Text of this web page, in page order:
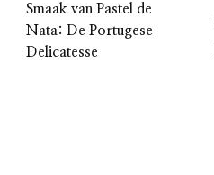
Smaak van Pastel de
Nata: De Portugese
Delicatesse